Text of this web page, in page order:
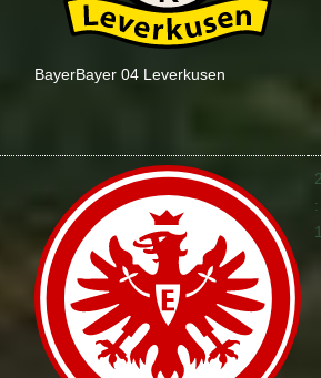
BayerBayer 04 Leverkusen
: